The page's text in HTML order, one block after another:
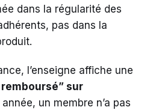
dans la régularité des
pas dans la
l’enseigne affiche une
sur
un membre n’a pas